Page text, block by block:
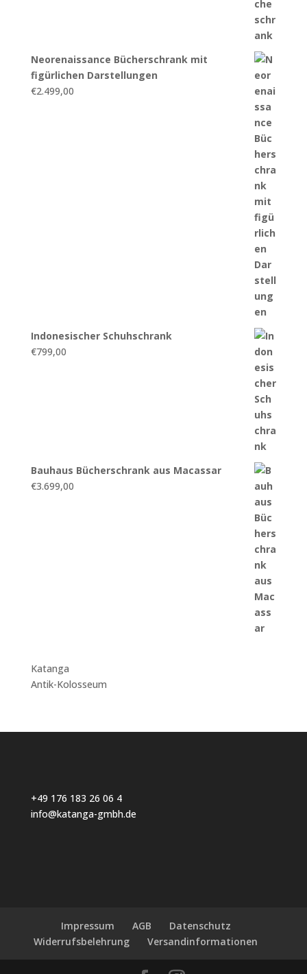
Neorenaissance Bücherschrank mit
figürlichen Darstellungen
€2.499,00
Indonesischer Schuhschrank
€799,00
Bauhaus Bücherschrank aus Macassar
€3.699,00
Katanga
Antik-Kolosseum
+49 176 183 26 06 4
info@katanga-gmbh.de
Impressum AGB
Datenschutz
Widerrufsbelehrung
Versandinformationen